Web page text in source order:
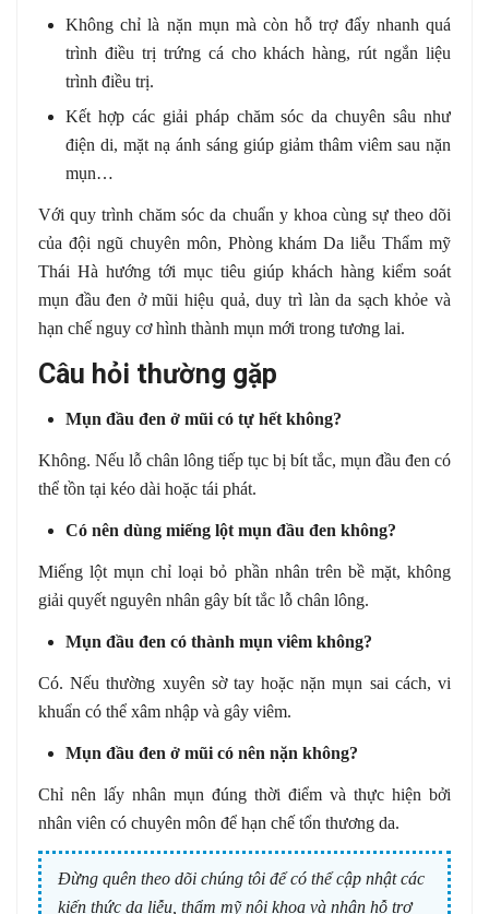
Không chỉ là nặn mụn mà còn hỗ trợ đẩy nhanh quá
trình điều trị trứng cá cho khách hàng, rút ngắn liệu
trình điều trị.
Kết hợp các giải pháp chăm sóc da chuyên sâu như
điện di, mặt nạ ánh sáng giúp giảm thâm viêm sau nặn
mụn…
Với quy trình chăm sóc da chuẩn y khoa cùng sự theo dõi
của đội ngũ chuyên môn, Phòng khám Da liễu Thẩm mỹ
Thái Hà hướng tới mục tiêu giúp khách hàng kiểm soát
mụn đầu đen ở mũi hiệu quả, duy trì làn da sạch khỏe và
hạn chế nguy cơ hình thành mụn mới trong tương lai.
Câu hỏi thường gặp
Mụn đầu đen ở mũi có tự hết không?
Không. Nếu lỗ chân lông tiếp tục bị bít tắc, mụn đầu đen có
thể tồn tại kéo dài hoặc tái phát.
Có nên dùng miếng lột mụn đầu đen không?
Miếng lột mụn chỉ loại bỏ phần nhân trên bề mặt, không
giải quyết nguyên nhân gây bít tắc lỗ chân lông.
Mụn đầu đen có thành mụn viêm không?
Có. Nếu thường xuyên sờ tay hoặc nặn mụn sai cách, vi
khuẩn có thể xâm nhập và gây viêm.
Mụn đầu đen ở mũi có nên nặn không?
Chỉ nên lấy nhân mụn đúng thời điểm và thực hiện bởi
nhân viên có chuyên môn để hạn chế tổn thương da.
Đừng quên theo dõi chúng tôi để có thể cập nhật các
kiến thức da liễu, thẩm mỹ nội khoa và nhận hỗ trợ